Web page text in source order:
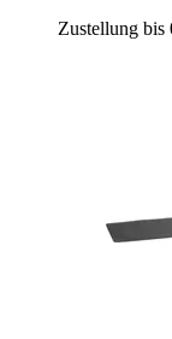
Zustellung bis